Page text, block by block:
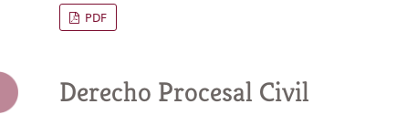
PDF
Derecho Procesal Civil